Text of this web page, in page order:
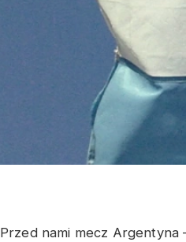
Przed nami mecz